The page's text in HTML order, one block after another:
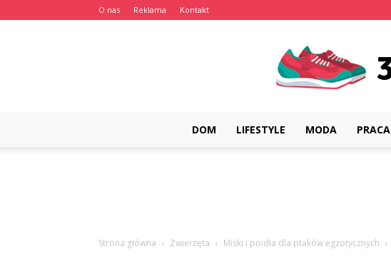
O nas Reklama Kontakt
DOM LIFESTYLE MODA PRACA
Strona główna Zwierzęta Miski i poidła dla ptaków egzotycznych